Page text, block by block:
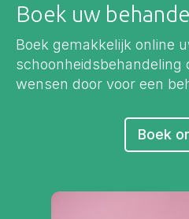
Boek uw
Boek gemakkelijk online
schoonheidsbehandeling
wensen door voor een
Boek